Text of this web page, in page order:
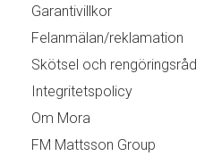
Garantivillkor
Felanmälan/reklamation
Skötsel och rengöringsråd
Integritetspolicy
Om Mora
FM Mattsson Group